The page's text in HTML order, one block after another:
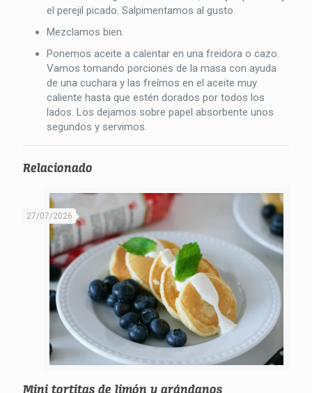
el perejil picado. Salpimentamos al gusto.
Mezclamos bien.
Ponemos aceite a calentar en una freidora o cazo.
Vamos tomando porciones de la masa con ayuda
de una cuchara y las freímos en el aceite muy
caliente hasta que estén dorados por todos los
lados. Los dejamos sobre papel absorbente unos
segundos y servimos.
Relacionado
27/07/2026
Mini tortitas de limón y arándanos